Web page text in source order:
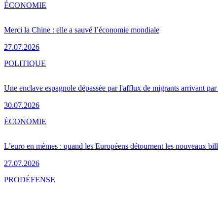
Merci la Chine : elle a sauvé l’économie mondiale
27.07.2026
ÉCONOMIE
Une enclave espagnole dépassée par l'afflux de migrants arrivant
30.07.2026
POLITIQUE
L’euro en mèmes : quand les Européens détournent les nouveaux
27.07.2026
ÉCONOMIE
PRODÉFENSE